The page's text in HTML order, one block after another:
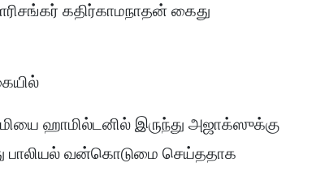
கதிர்காமநாதன் கைது
ஹாமில்டனில் இருந்து அஜாக்ஸுக்கு
பாலியல் வன்கொடுமை செய்ததாக